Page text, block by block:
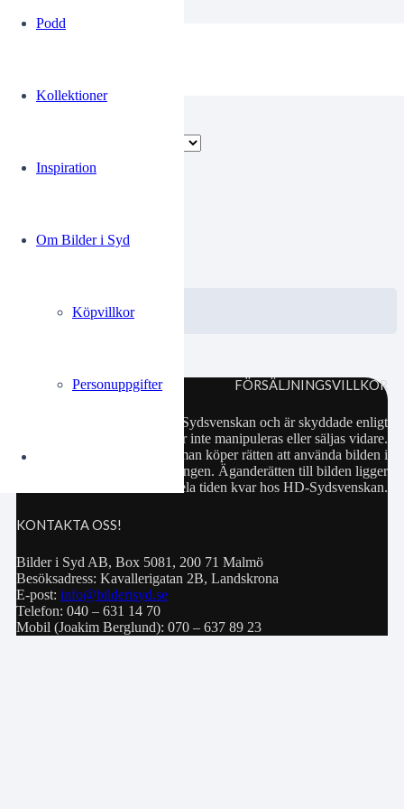
Podd
Kollektioner
Inspiration
Om Bilder i Syd
Köpvillkor
Personuppgifter
0.00kr
Välj alternativ
FÖRSÄLJNINGSVILLKOR
Samtliga bilder hör till HD-Sydsvenskan och är skyddade enligt
upphovsrättslagen. De får inte manipuleras eller säljas vidare.
Köp av bild innebär att man köper rätten att använda bilden i
privat bruk eller för publiceringen. Äganderätten till bilden ligger
hela tiden kvar hos HD-Sydsvenskan.
KONTAKTA OSS!
Bilder i Syd AB, Box 5081, 200 71 Malmö
Besöksadress: Kavallerigatan 2B, Landskrona
E-post: info@bilderisyd.se
Telefon: 040 – 631 14 70
Mobil (Joakim Berglund): 070 – 637 89 23